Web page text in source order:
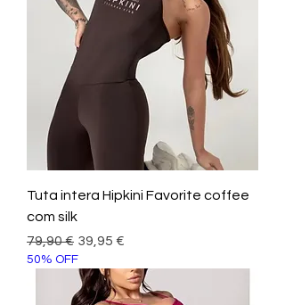
Tuta intera Hipkini Favorite coffee
com silk
Prezzo regolare
79,90 € Prezzo scontato
39,95 €
50% OFF